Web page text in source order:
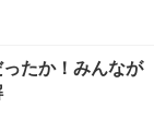
たか！みんなが